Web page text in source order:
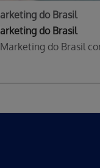
do Brasil
do Brasil
do Brasil